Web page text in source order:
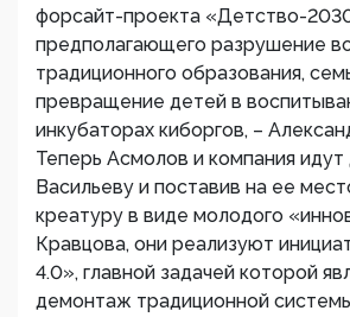
форсайт-проекта «Детство-
предполагающего разрушение
традиционного образования,
превращение детей в
инкубаторах киборгов, –
Теперь Асмолов и компания
Васильеву и поставив на ее
креатуру в виде молодого
Кравцова, они реализуют
4.0», главной задачей которой
демонтаж традиционной